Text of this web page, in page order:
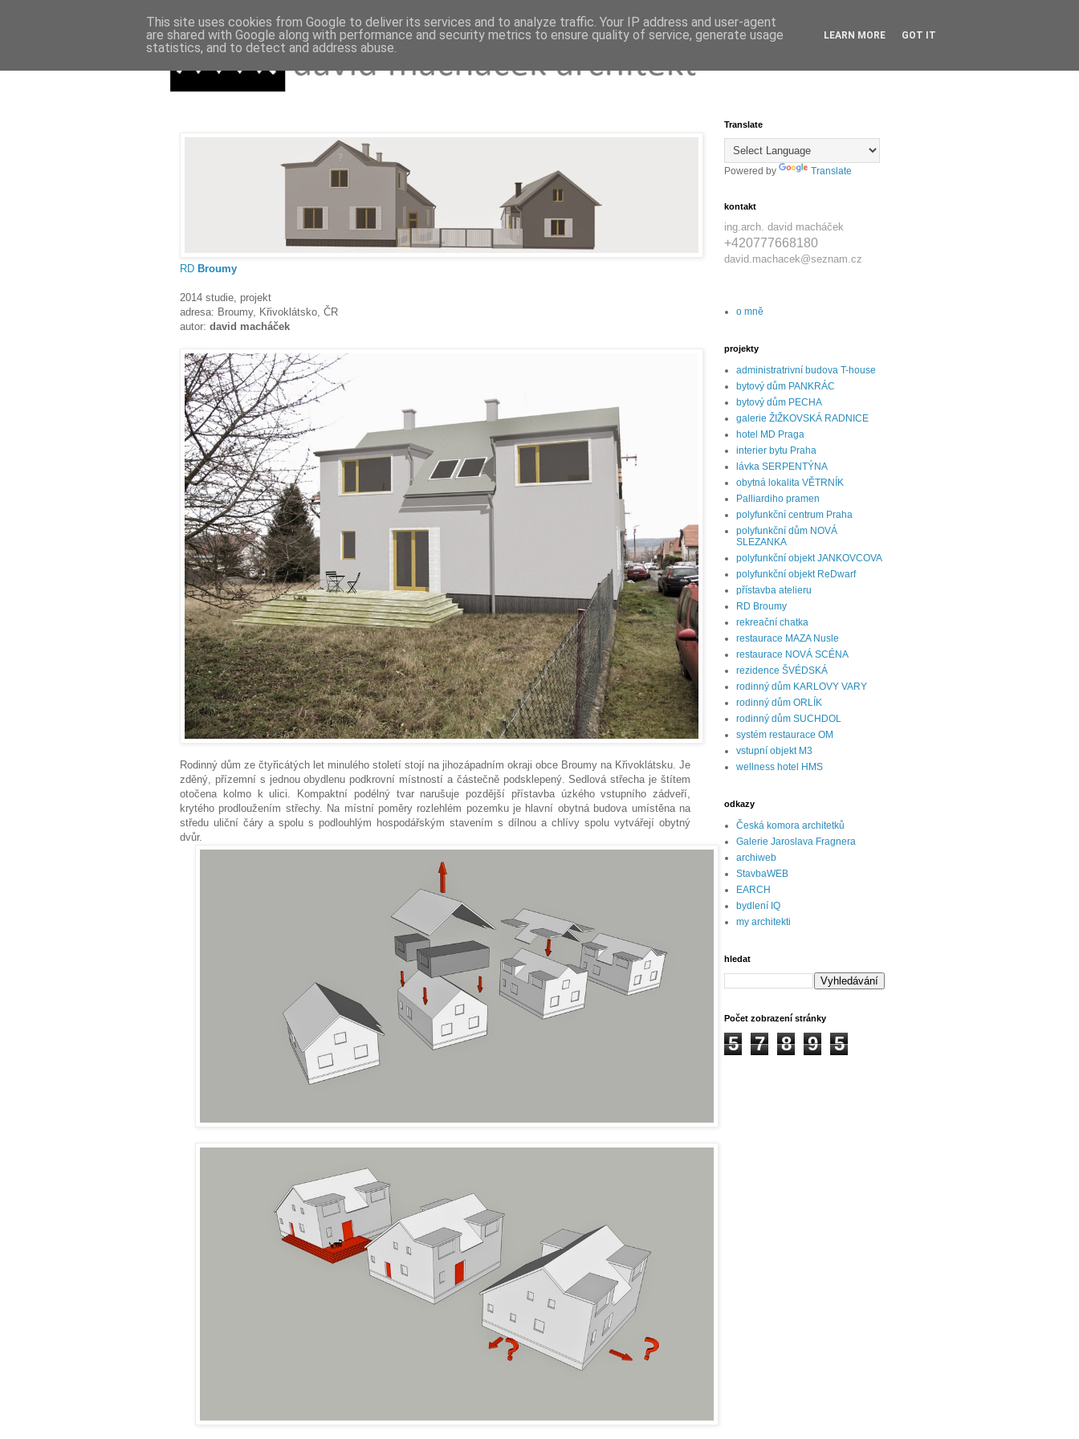
RD Broumy
2014 studie, projekt
adresa: Broumy, Křivoklátsko, ČR
autor: david macháček
Rodinný dům ze čtyřicátých let minulého století stojí na jihozápadním okraji obce Broumy na Křivoklátsku. Je
zděný, přízemní s jednou obydlenu podkrovní místností a částečně podsklepený. Sedlová střecha je štítem
otočena kolmo k ulici. Kompaktní podélný tvar narušuje pozdější přístavba úzkého vstupního zádveří,
krytého prodloužením střechy. Na místní poměry rozlehlém pozemku je hlavní obytná budova umístěna na
středu uliční čáry a spolu s podlouhlým hospodářským stavením s dílnou a chlívy spolu vytvářejí obytný
dvůr.
Translate
Powered by Translate
kontakt
ing.arch. david macháček
+420777668180
david.machacek@seznam.cz
o mně
projekty
administratrivní budova T-house
bytový dům PANKRÁC
bytový dům PECHA
galerie ŽIŽKOVSKÁ RADNICE
hotel MD Praga
interier bytu Praha
lávka SERPENTÝNA
obytná lokalita VĚTRNÍK
Palliardiho pramen
polyfunkční centrum Praha
polyfunkční dům NOVÁ
SLEZANKA
polyfunkční objekt JANKOVCOVA
polyfunkční objekt ReDwarf
přístavba atelieru
RD Broumy
rekreační chatka
restaurace MAZA Nusle
restaurace NOVÁ SCÉNA
rezidence ŠVÉDSKÁ
rodinný dům KARLOVY VARY
rodinný dům ORLÍK
rodinný dům SUCHDOL
systém restaurace OM
vstupní objekt M3
wellness hotel HMS
odkazy
Česká komora architetků
Galerie Jaroslava Fragnera
archiweb
StavbaWEB
EARCH
bydlení IQ
my architekti
hledat
Počet zobrazení stránky
5 7 8 9 5
This site uses cookies from Google to deliver its services and to analyze traffic. Your IP address and user-agent
are shared with Google along with performance and security metrics to ensure quality of service, generate usage
statistics, and to detect and address abuse.
LEARN MORE GOT IT